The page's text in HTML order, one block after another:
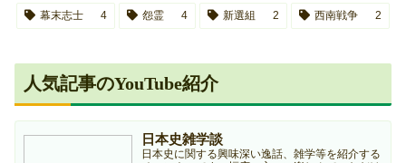
幕末志士 4 怨霊 4 新選組 2 西南戦争 2
人気記事のYouTube紹介
日本史雑学談
日本史に関する興味深い逸話、雑学等を紹介する